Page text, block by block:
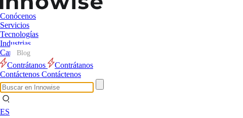
Conócenos
Servicios
Tecnologías
Industrias
Cartera
Contrátanos
Contrátanos
Contáctenos Contáctenos
ES
Blog
Blog
Blog
Blog
Blog
Blog
Blog
Blog
Blog
Blog
Blog
Blog